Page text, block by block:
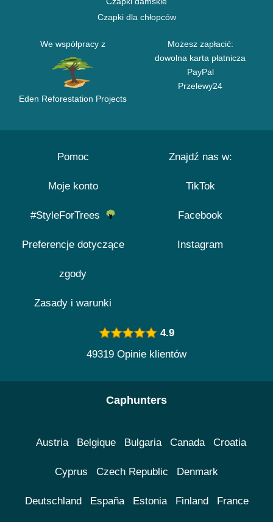
Czapki dla chłopców
We współpracy z
Eden Reforestation Projects
Możesz zapłacić:
dowolna karta płatnicza
PayPal
Przelewy24
Pomoc
Moje konto
#StyleForTrees
Preferencje dotyczące
zgody
Zasady i warunki
Znajdź nas w:
TikTok
Facebook
Instagram
4.9
49319 Opinie klientów
Caphunters
Austria Belgique Bulgaria Canada Croatia
Cyprus Czech Republic Denmark
Deutschland España Estonia Finland France